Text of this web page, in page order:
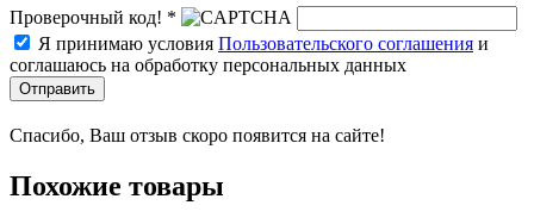
Проверочный код! *
Я принимаю условия Пользовательского соглашения и
соглашаюсь на обработку персональных данных
Отправить
Спасибо, Ваш отзыв скоро появится на сайте!
Похожие товары